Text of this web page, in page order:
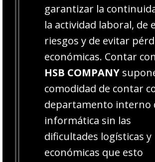
garantizar la
la actividad laboral, de
riesgos y de evitar
económicas. Contar con
HSB COMPANY
comodidad de contar
departamento interno
informática sin las
dificultades logísticas y
económicas que esto